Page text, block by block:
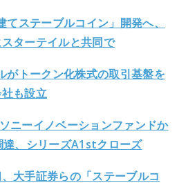
てステーブルコイン」開発へ、
ターテイルと共同で
がトークン化株式の取引基盤を
も設立
ニーイノベーションファンドか
達、シリーズA1stクローズ
大手証券らの「ステーブルコ